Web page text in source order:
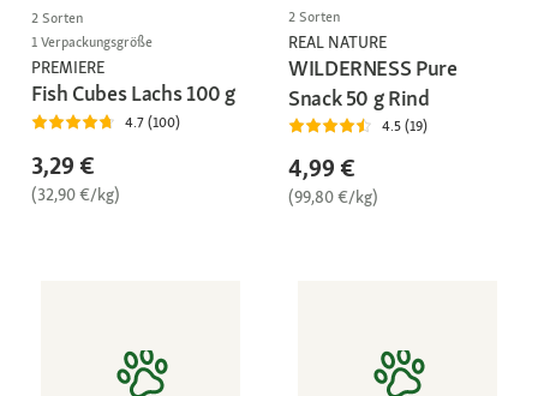
2 Sorten
1 Verpackungsgröße
PREMIERE
Fish Cubes Lachs 100 g
4.7 (100)
3,29 €
(32,90 €/kg)
2 Sorten
REAL NATURE
WILDERNESS Pure
Snack 50 g Rind
4.5 (19)
4,99 €
(99,80 €/kg)